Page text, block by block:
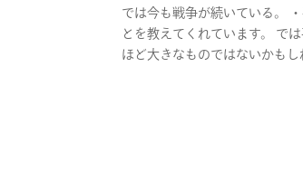
では今も戦争が続いている。
とを教えてくれています。 で
ほど大きなものではないかもし